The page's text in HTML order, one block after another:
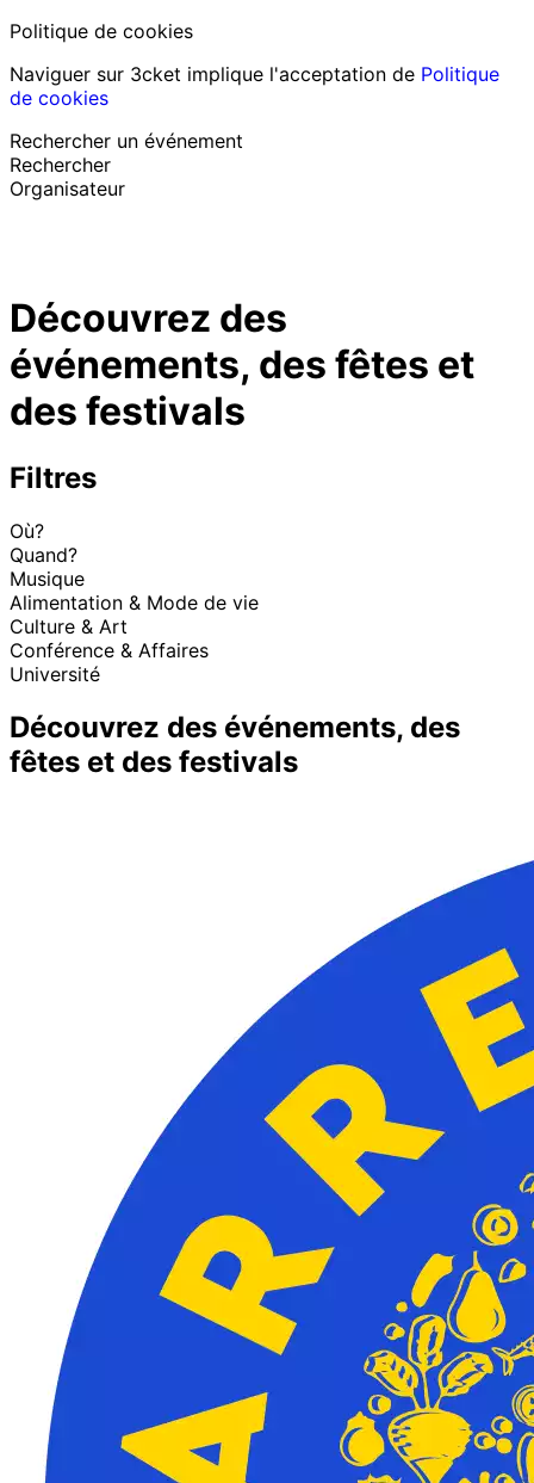
Politique de cookies
Naviguer sur 3cket implique l'acceptation de Politique
de cookies
Rechercher un événement
Rechercher
Organisateur
Assistance au participantJ’ai perdu mon billet
LoginPromouvoir événement
Découvrez des
événements, des fêtes et
des festivals
Filtres
Où?
Quand?
Musique
Alimentation & Mode de vie
Culture & Art
Conférence & Affaires
Université
Découvrez des événements, des
fêtes et des festivals